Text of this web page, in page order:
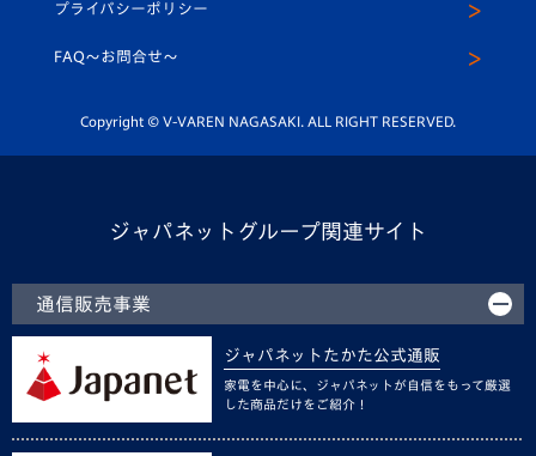
平和祈念活動
ホームタウン活動
スクール
公式LINE＠
プライバシーポリシー
FAQ〜お問合せ〜
Copyright © V-VAREN NAGASAKI. ALL RIGHT RESERVED.
ジャパネットグループ関連サイト
通信販売事業
ジャパネットたかた公式通販
家電を中心に、ジャパネットが自信をもって厳選
した商品だけをご紹介！